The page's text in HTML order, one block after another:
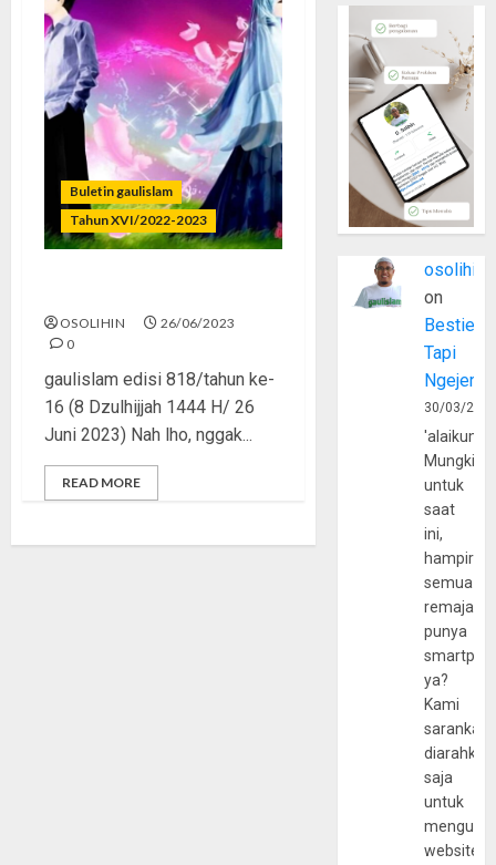
Buletin gaulislam
Tahun XVI/2022-2023
OSOLIHIN
26/06/2023
0
gaulislam edisi 818/tahun ke-
16 (8 Dzulhijjah 1444 H/ 26
Juni 2023) Nah lho, nggak...
READ MORE
osolihin
on
Bestie
Tapi
30/03/
Mungkin
untuk
saat
ini,
hampir
semua
remaja
punya
ya?
Kami
sarankan,
diarahkan
saja
untuk
website